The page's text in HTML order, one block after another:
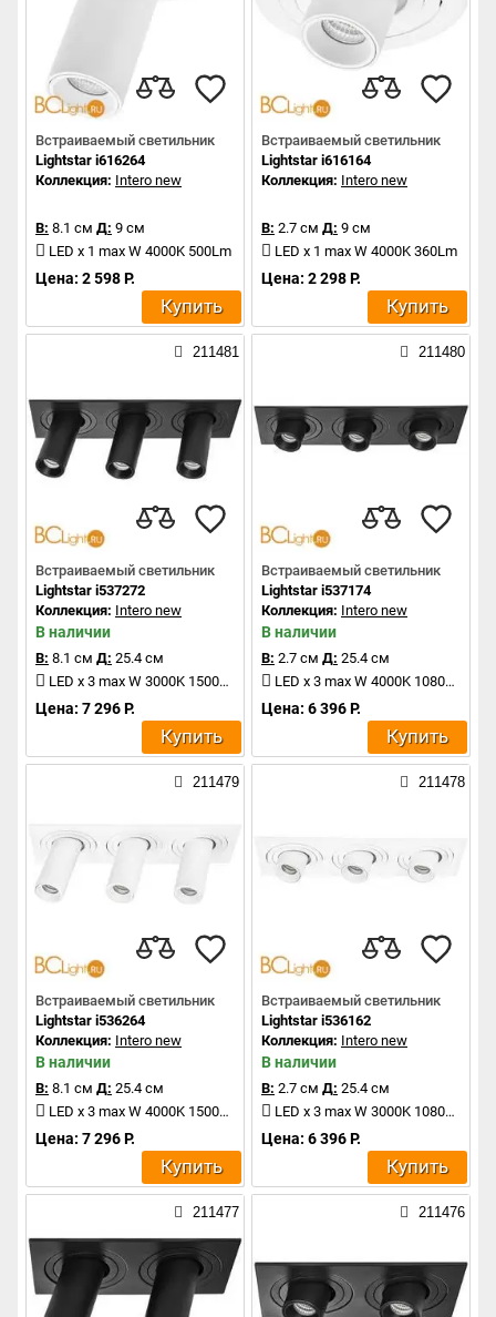
Встраиваемый светильник
Lightstar i616264
Коллекция: Intero new
В: 8.1 см Д: 9 см
LED x 1 max W 4000K 500Lm
Цена: 2 598 Р.
Купить
Встраиваемый светильник
Lightstar i616164
Коллекция: Intero new
В: 2.7 см Д: 9 см
LED x 1 max W 4000K 360Lm
Цена: 2 298 Р.
Купить
211481
Встраиваемый светильник
Lightstar i537272
Коллекция: Intero new
В наличии
В: 8.1 см Д: 25.4 см
LED x 3 max W 3000K 1500Lm
Цена: 7 296 Р.
Купить
211480
Встраиваемый светильник
Lightstar i537174
Коллекция: Intero new
В наличии
В: 2.7 см Д: 25.4 см
LED x 3 max W 4000K 1080Lm
Цена: 6 396 Р.
Купить
211479
Встраиваемый светильник
Lightstar i536264
Коллекция: Intero new
В наличии
В: 8.1 см Д: 25.4 см
LED x 3 max W 4000K 1500Lm
Цена: 7 296 Р.
Купить
211478
Встраиваемый светильник
Lightstar i536162
Коллекция: Intero new
В наличии
В: 2.7 см Д: 25.4 см
LED x 3 max W 3000K 1080Lm
Цена: 6 396 Р.
Купить
211477 211476